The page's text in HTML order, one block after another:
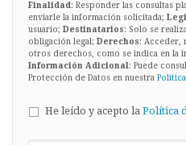
Finalidad : Responder las consultas
enviarle la información solicitada;
usuario; Destinatarios: Solo se
obligación legal; Derechos: Acceder,
otros derechos, como se indica en la
Información Adicional : Puede
Protección de Datos en nuestra
He leído y acepto la Política